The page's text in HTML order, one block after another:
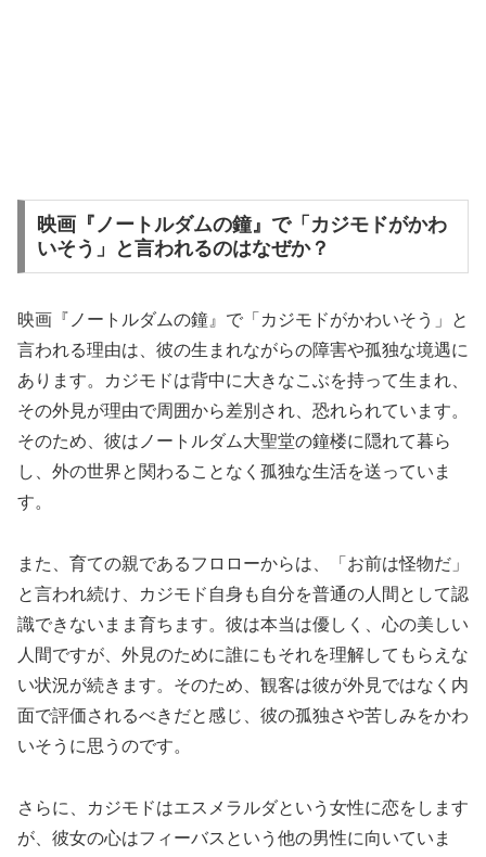
映画『ノートルダムの鐘』で「カジモドがかわ
いそう」と言われるのはなぜか？
映画『ノートルダムの鐘』で「カジモドがかわいそう」と
言われる理由は、彼の生まれながらの障害や孤独な境遇に
あります。カジモドは背中に大きなこぶを持って生まれ、
その外見が理由で周囲から差別され、恐れられています。
そのため、彼はノートルダム大聖堂の鐘楼に隠れて暮ら
し、外の世界と関わることなく孤独な生活を送っていま
す。
また、育ての親であるフロローからは、「お前は怪物だ」
と言われ続け、カジモド自身も自分を普通の人間として認
識できないまま育ちます。彼は本当は優しく、心の美しい
人間ですが、外見のために誰にもそれを理解してもらえな
い状況が続きます。そのため、観客は彼が外見ではなく内
面で評価されるべきだと感じ、彼の孤独さや苦しみをかわ
いそうに思うのです。
さらに、カジモドはエスメラルダという女性に恋をします
が、彼女の心はフィーバスという他の男性に向いていま